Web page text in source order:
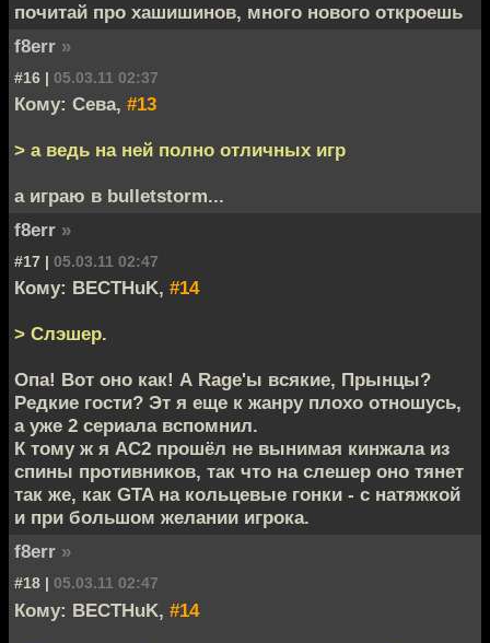
почитай про хашишинов, много нового откроешь
f8err »
#16 | 05.03.11 02:37
Кому: Сева, #13
> а ведь на ней полно отличных игр
а играю в bulletstorm...
f8err »
#17 | 05.03.11 02:47
Кому: BECTHuK, #14
> Слэшер.
Опа! Вот оно как! А Rage'ы всякие, Прынцы?
Редкие гости? Эт я еще к жанру плохо отношусь,
а уже 2 сериала вспомнил.
К тому ж я АС2 прошёл не вынимая кинжала из
спины противников, так что на слешер оно тянет
так же, как GTA на кольцевые гонки - с натяжкой
и при большом желании игрока.
f8err »
#18 | 05.03.11 02:47
Кому: BECTHuK, #14